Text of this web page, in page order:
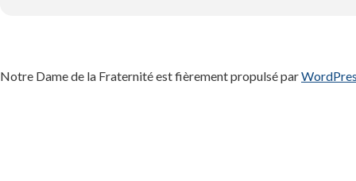
Notre Dame de la Fraternité est fièrement propulsé par